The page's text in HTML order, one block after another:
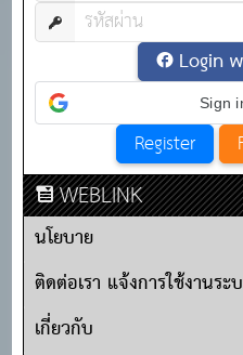
Login
Sign
WEBLINK
นโยบาย
ติดต่อเรา แจ้งการใช้งานระ
เกี่ยวกับ